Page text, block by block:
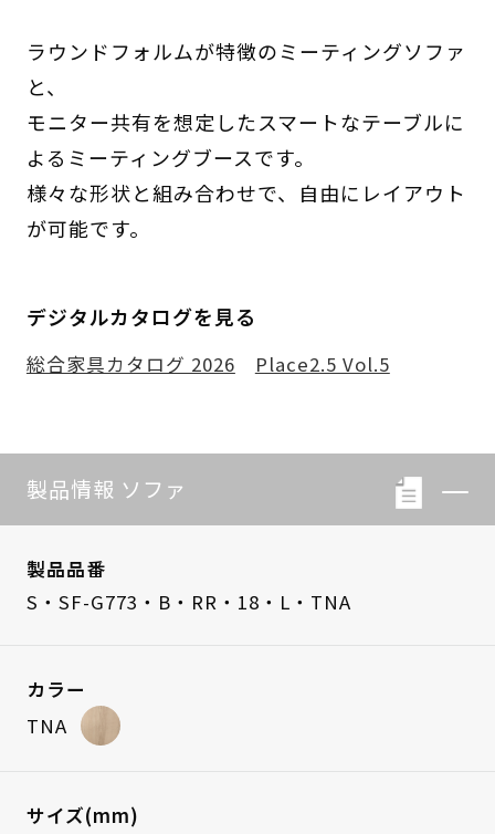
ラウンドフォルムが特徴のミーティングソファ
と、
モニター共有を想定したスマートなテーブルに
よるミーティングブースです。
様々な形状と組み合わせで、自由にレイアウト
が可能です。
デジタルカタログを見る
総合家具カタログ 2026 Place2.5 Vol.5
製品情報 ソファ
製品品番
S・SF-G773・B・RR・18・L・TNA
カラー
TNA
サイズ(mm)